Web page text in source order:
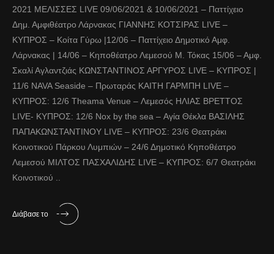
2021 ΜΕΛΙΣΣΕΣ LIVE 09/06/2021 & 10/06/2021 – Παττίχειο
Δημ. Αμφιθέατρο Λάρνακας ΓΙΑΝΝΗΣ ΚΟΤΣΙΡΑΣ LIVE –
ΚΥΠΡΟΣ – Κοίτα Γύρω |12/06 – Παττίχειο Δημοτικό Αμφ.
Λάρνακας | 14/06 – Κηποθέατρο Λεμεσού Μ. Τόκας 15/06 – Αμφ.
Σκαλί Αγλαντζιάς ΚΩΝΣΤΑΝΤΙΝΟΣ ΑΡΓΥΡΟΣ LIVE – ΚΥΠΡΟΣ |
11/6 NAVA Seaside – Πρωταράς ΚΑΙΤΗ ΓΑΡΜΠΗ LIVE –
ΚΥΠΡΟΣ: 12/6 Theama Venue – Λεμεσός ΗΛΙΑΣ ΒΡΕΤΤΟΣ
LIVE- ΚΥΠΡΟΣ: 12/6 Nox by the sea – Αγία Θέκλα ΒΑΣΙΛΗΣ
ΠΑΠΑΚΩΝΣΤΑΝΤΙΝΟΥ LIVE – ΚΥΠΡΟΣ: 23/6 Θεατράκι
Κοινοτικού Πάρκου Λυμπιών – 24/6 Δημοτικό Κηποθέατρο
Λεμεσού ΜΙΛΤΟΣ ΠΑΣΧΑΛΙΔΗΣ LIVE – ΚΥΠΡΟΣ: 6/7 Θεατράκι
Κοινοτικού ..
Διάβασε το